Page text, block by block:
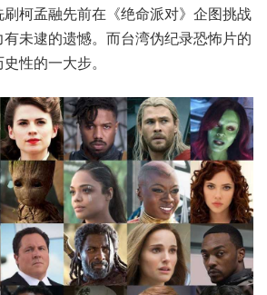
柯孟融先前在《绝命派对》企图挑战
未逮的遗憾。而台湾伪纪录恐怖片的
性的一大步。